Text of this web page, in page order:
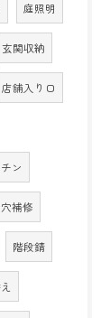
庭照明
玄関収納
店舗入り口
ン
補修
階段錆